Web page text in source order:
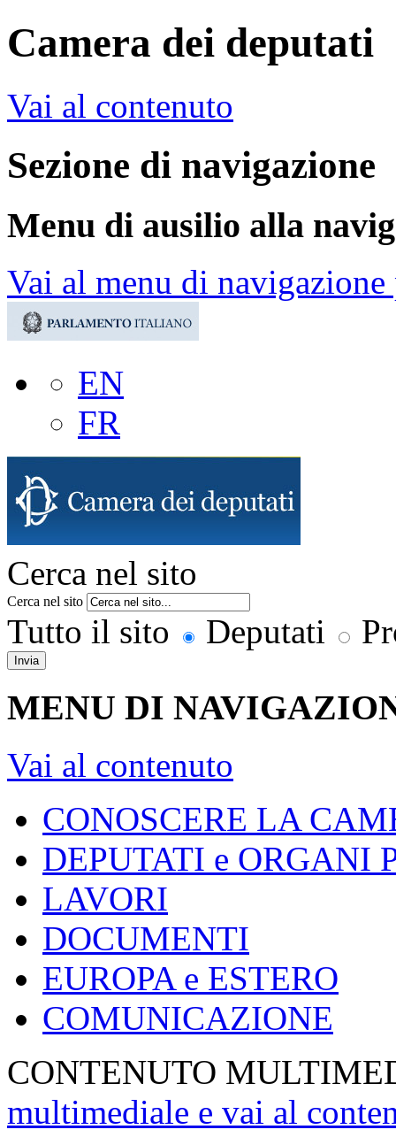
Camera dei deputati
Vai al contenuto
Sezione di navigazione
Menu di ausilio alla
Vai al menu di
EN
FR
Cerca nel sito
Cerca nel sito
Tutto il sito Deputati
Invia
MENU DI
Vai al contenuto
CONOSCERE LA
DEPUTATI e ORGANI
LAVORI
DOCUMENTI
EUROPA e ESTERO
COMUNICAZIONE
CONTENUTO
multimediale e vai al